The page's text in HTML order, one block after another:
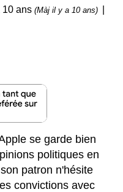
10 ans(Màj il y a 10 ans)
se garde bien
politiques en
patron n'hésite
convictions avec